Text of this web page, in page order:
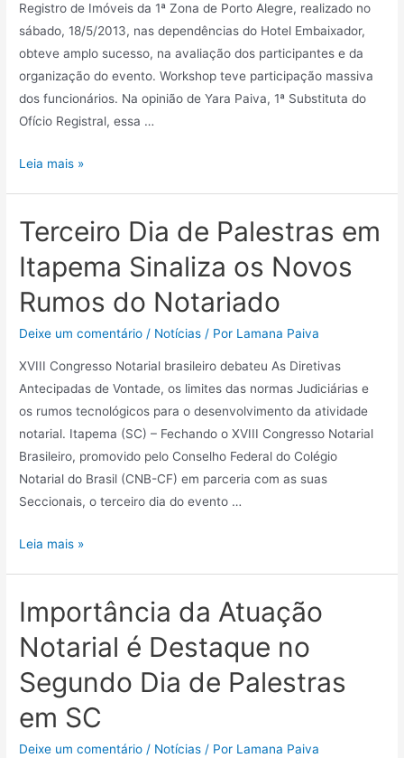
Registro de Imóveis da 1ª Zona de Porto Alegre, realizado no
sábado, 18/5/2013, nas dependências do Hotel Embaixador,
obteve amplo sucesso, na avaliação dos participantes e da
organização do evento. Workshop teve participação massiva
dos funcionários. Na opinião de Yara Paiva, 1ª Substituta do
Ofício Registral, essa …
Leia mais »
Terceiro Dia de Palestras em
Itapema Sinaliza os Novos
Rumos do Notariado
Deixe um comentário / Notícias / Por Lamana Paiva
XVIII Congresso Notarial brasileiro debateu As Diretivas
Antecipadas de Vontade, os limites das normas Judiciárias e
os rumos tecnológicos para o desenvolvimento da atividade
notarial. Itapema (SC) – Fechando o XVIII Congresso Notarial
Brasileiro, promovido pelo Conselho Federal do Colégio
Notarial do Brasil (CNB-CF) em parceria com as suas
Seccionais, o terceiro dia do evento …
Leia mais »
Importância da Atuação
Notarial é Destaque no
Segundo Dia de Palestras
em SC
Deixe um comentário / Notícias / Por Lamana Paiva